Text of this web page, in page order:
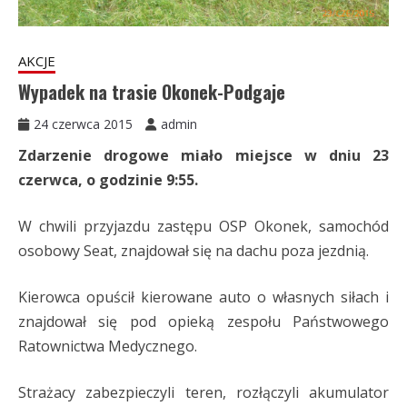
AKCJE
Wypadek na trasie Okonek-Podgaje
24 czerwca 2015 admin
Zdarzenie drogowe miało miejsce w dniu 23
czerwca, o godzinie 9:55.
W chwili przyjazdu zastępu OSP Okonek, samochód
osobowy Seat, znajdował się na dachu poza jezdnią.
Kierowca opuścił kierowane auto o własnych siłach i
znajdował się pod opieką zespołu Państwowego
Ratownictwa Medycznego.
Strażacy zabezpieczyli teren, rozłączyli akumulator